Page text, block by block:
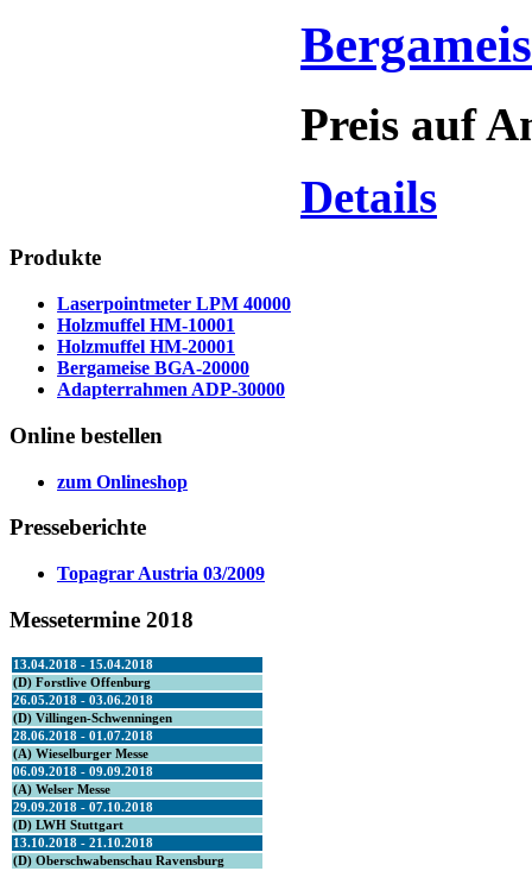
Preis auf
Details
Produkte
Laserpointmeter LPM 40000
Holzmuffel HM-10001
Holzmuffel HM-20001
Bergameise BGA-20000
Adapterrahmen ADP-30000
Online bestellen
zum Onlineshop
Presseberichte
Topagrar Austria 03/2009
Messetermine 2018
13.04.2018 - 15.04.2018
(D) Forstlive Offenburg
26.05.2018 - 03.06.2018
(D) Villingen-Schwenningen
28.06.2018 - 01.07.2018
(A) Wieselburger Messe
06.09.2018 - 09.09.2018
(A) Welser Messe
29.09.2018 - 07.10.2018
(D) LWH Stuttgart
13.10.2018 - 21.10.2018
(D) Oberschwabenschau Ravensburg